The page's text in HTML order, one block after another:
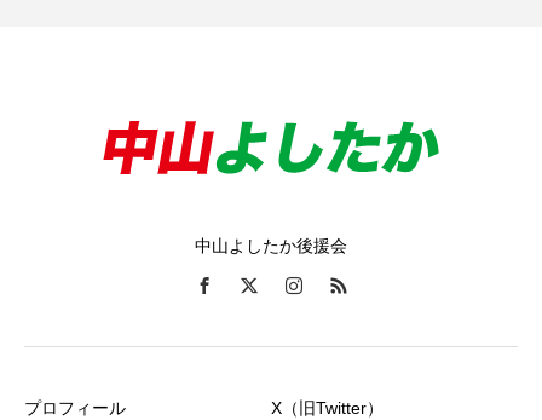
中山よしたか後援会
プロフィール X（旧Twitter）